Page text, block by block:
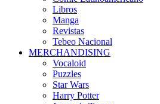
Libros
Manga
Revistas
Tebeo Nacional
MERCHANDISING
Vocaloid
Puzzles
Star Wars
Harry Potter